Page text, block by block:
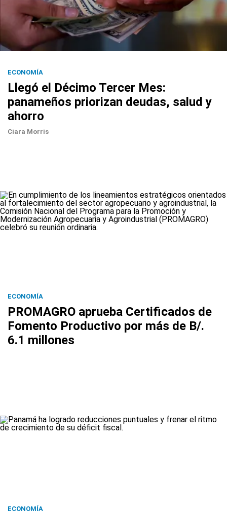
ECONOMÍA
Llegó el Décimo Tercer Mes:
panameños priorizan deudas, salud y
ahorro
Ciara Morris
ECONOMÍA
PROMAGRO aprueba Certificados de
Fomento Productivo por más de B/.
6.1 millones
ECONOMÍA